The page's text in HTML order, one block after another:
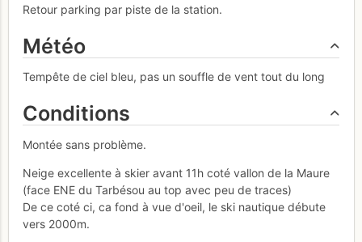
Retour parking par piste de la station.
Météo
Tempête de ciel bleu, pas un souffle de vent tout du long
Conditions
Montée sans problème.
Neige excellente à skier avant 11h coté vallon de la Maure
(face ENE du Tarbésou au top avec peu de traces)
De ce coté ci, ca fond à vue d'oeil, le ski nautique débute
vers 2000m.